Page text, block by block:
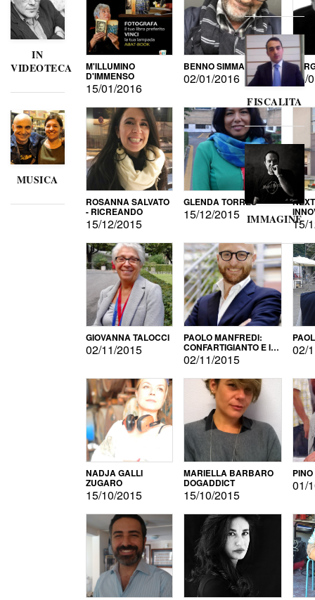
IN
VIDEOTECA
MUSICA
M'ILLUMINO
D'IMMENSO
15/01/2016
BENNO SIMMA
02/01/2016
ROSANNA SALVATO
- RICREANDO
15/12/2015
GLENDA TORRES
15/12/2015
15/
GIOVANNA TALOCCI
02/11/2015
PAOLO MANFREDI:
CONFARTIGIANTO E IL
SONDAGGIO
02/11/2015
02/
NADJA GALLI
ZUGARO
15/10/2015
MARIELLA BARBARO
DOGADDICT
15/10/2015
01/
FISCALITA
IMMAGINE